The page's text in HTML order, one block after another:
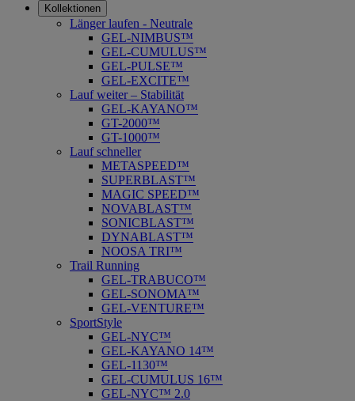
Kollektionen
Länger laufen - Neutrale
GEL-NIMBUS™
GEL-CUMULUS™
GEL-PULSE™
GEL-EXCITE™
Lauf weiter – Stabilität
GEL-KAYANO™
GT-2000™
GT-1000™
Lauf schneller
METASPEED™
SUPERBLAST™
MAGIC SPEED™
NOVABLAST™
SONICBLAST™
DYNABLAST™
NOOSA TRI™
Trail Running
GEL-TRABUCO™
GEL-SONOMA™
GEL-VENTURE™
SportStyle
GEL-NYC™
GEL-KAYANO 14™
GEL-1130™
GEL-CUMULUS 16™
GEL-NYC™ 2.0